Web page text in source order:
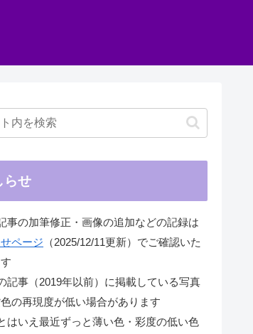
らせ
事の加筆修正・画像の追加などの記録は
ページ （2025/12/11更新）でご確認いた
記事（2019年以前）に掲載している写真
の再現度が低い場合があります
はいえ最近ずっと薄い色・彩度の低い色